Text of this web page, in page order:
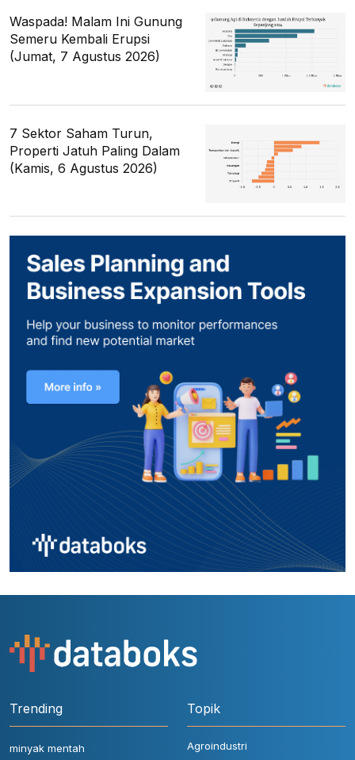
Waspada! Malam Ini Gunung
Semeru Kembali Erupsi
(Jumat, 7 Agustus 2026)
7 Sektor Saham Turun,
Properti Jatuh Paling Dalam
(Kamis, 6 Agustus 2026)
Trending
minyak mentah
Topik
Agroindustri